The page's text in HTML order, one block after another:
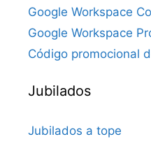
Google Workspace
Google Workspace
Código promocional
Jubilados
Jubilados a tope